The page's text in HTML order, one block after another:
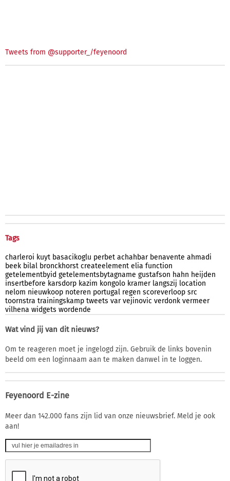
Tweets from @supporter_/feyenoord
Tags
charleroi kuyt basacikoglu perbet achahbar benavente ahmadi
beek bilal bronckhorst createelement elia function
getelementbyid getelementsbytagname gustafson hahn heijden
insertbefore karsdorp kazim kongolo kramer langszij location
nelom nieuwkoop noteren portugal regen scoreverloop src
toornstra trainingskamp tweets var vejinovic verdonk vermeer
vilhena widgets wordende
Wat vind jij van dit nieuws?
Om te reageren moet je ingelogd zijn. Gebruik de links bovenin
beeld om een loginnaam aan te maken danwel in te loggen.
Feyenoord E-zine
Meer dan 142.000 fans zijn lid van onze nieuwsbrief. Meld je ook
aan!